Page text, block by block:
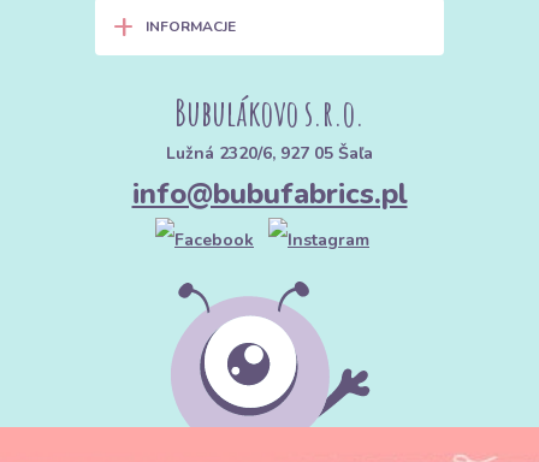
+ INFORMACJE
Bubulákovo s.r.o.
Lužná 2320/6, 927 05 Šaľa
info@bubufabrics.pl